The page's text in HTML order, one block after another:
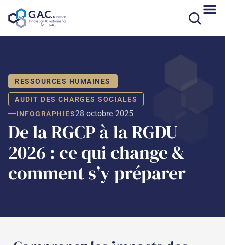
au
RESSOURCES HUMAINES
AUDIT DES CHARGES SOCIALES
INFOGRAPHIES28 octobre 2025
De la RGCP à la RGDU
2026 : ce qui change &
comment s’y préparer